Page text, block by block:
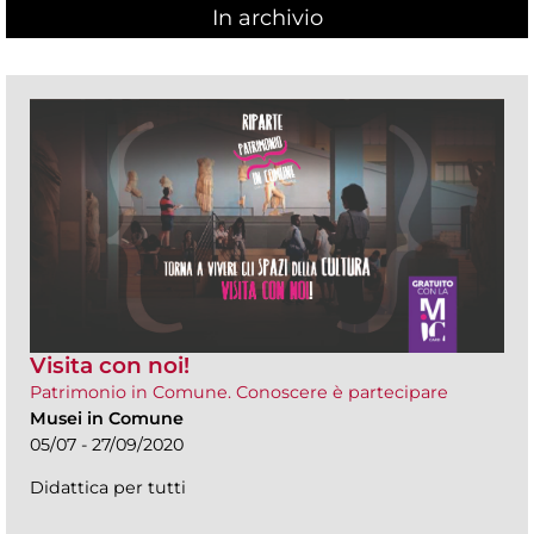
In archivio
Visita con noi!
Patrimonio in Comune. Conoscere è partecipare
Musei in Comune
05/07 - 27/09/2020
Didattica per tutti